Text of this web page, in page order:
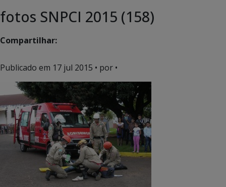
fotos SNPCI 2015 (158)
Compartilhar:
Publicado em 17 jul 2015 • por •